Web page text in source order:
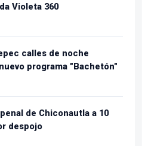
Violeta 360
calles de noche
programa "Bachetón"
de Chiconautla a 10
despojo